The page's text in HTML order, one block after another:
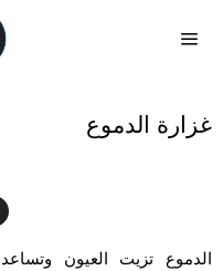
غزارة الدموع
الدموع تزيت العيون